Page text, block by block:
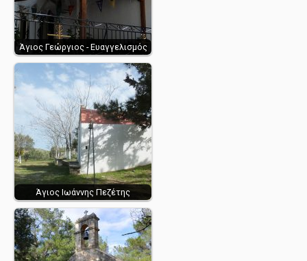
Άγιος Γεώργιος - Ευαγγελισμός
Άγιος Ιωάννης Πεζέτης